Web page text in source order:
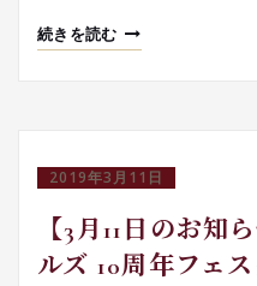
続きを読む
2019年3月11日
【3月11日のお知
ルズ 10周年フェ